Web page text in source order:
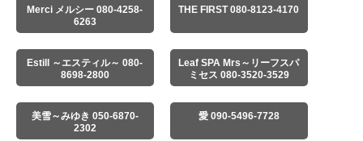
Merci メルシー 080-4258-
6263
THE FIRST 080-8123-4170
Estill ～エスティル～ 080-
8698-2800
Leaf SPA Mrs～リーフスパ
ミセス 080-3520-3529
美雪～みゆき 050-6870-
2302
愛 090-5496-7728